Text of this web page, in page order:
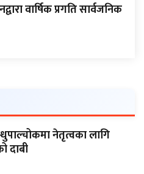
वार्षिक प्रगति सार्वजनिक
नेतृत्वका लागि
दाबी